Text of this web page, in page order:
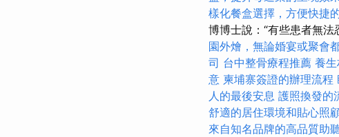
樣化餐盒選擇，方便快捷
博博士說：“有些患者無
園外燴，無論婚宴或聚會
司 台中整骨療程推薦 養
意 柬埔寨簽證的辦理流程
人的最後安息 護照換發的
舒適的居住環境和貼心照
來自知名品牌的高品質助